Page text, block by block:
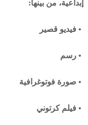
إبداعية، من بينها:
• فيديو قصير
• رسم
• صورة فوتوغرافية
• فيلم كرتوني